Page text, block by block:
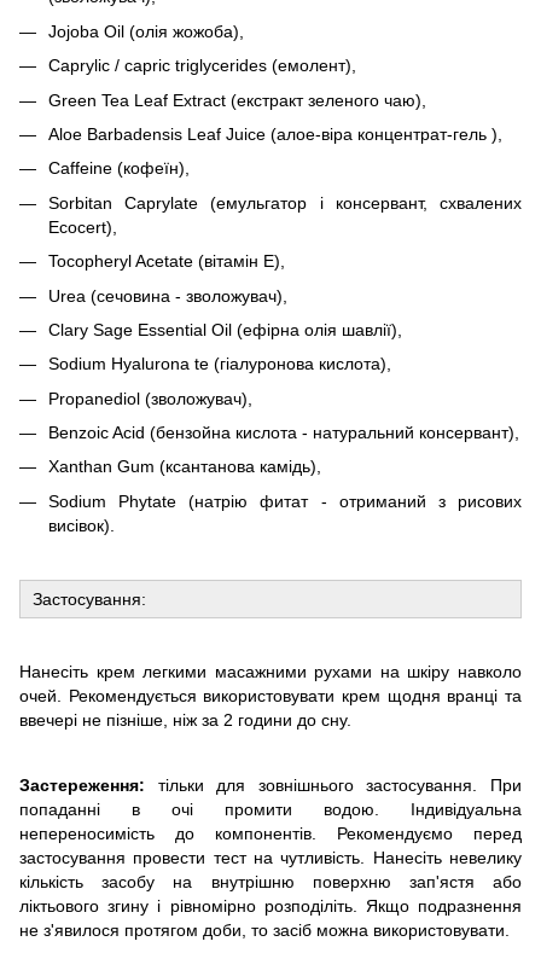
Jojoba Oil (олія жожоба),
Caprylic / capric triglycerides (емолент),
Green Tea Leaf Extract (екстракт зеленого чаю),
Aloe Barbadensis Leaf Juice (алое-віра концентрат-гель ),
Caffeine (кофеїн),
Sorbitan Caprylate (емульгатор і консервант, схвалених
Ecocert),
Tocopheryl Acetate (вітамін Е),
Urea (сечовина - зволожувач),
Clary Sage Essential Oil (ефірна олія шавлії),
Sodium Hyalurona te (гіалуронова кислота),
Propanediol (зволожувач),
Benzoic Acid (бензойна кислота - натуральний консервант),
Xanthan Gum (ксантанова камідь),
Sodium Phytate (натрію фитат - отриманий з рисових
висівок).
Застосування:
Нанесіть крем легкими масажними рухами на шкіру навколо
очей. Рекомендується використовувати крем щодня вранці та
ввечері не пізніше, ніж за 2 години до сну.
Застереження: тільки для зовнішнього застосування. При
попаданні в очі промити водою. Індивідуальна
непереносимість до компонентів. Рекомендуємо перед
застосування провести тест на чутливість. Нанесіть невелику
кількість засобу на внутрішню поверхню зап'ястя або
ліктьового згину і рівномірно розподіліть. Якщо подразнення
не з'явилося протягом доби, то засіб можна використовувати.